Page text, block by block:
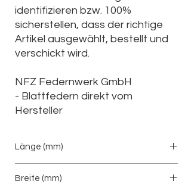
identifizieren bzw. 100%
sicherstellen, dass der richtige
Artikel ausgewählt, bestellt und
verschickt wird.
NFZ Federnwerk GmbH
- Blattfedern direkt vom
Hersteller
Länge (mm)
Breite (mm)